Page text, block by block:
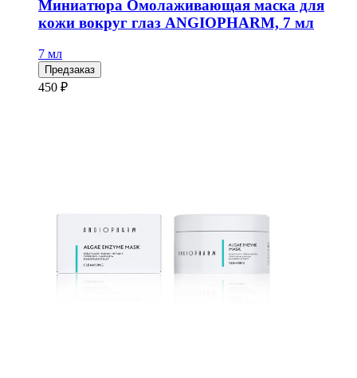
Миниатюра Омолаживающая маска для
кожи вокруг глаз ANGIOPHARM, 7 мл
7 мл
Предзаказ
450 ₽